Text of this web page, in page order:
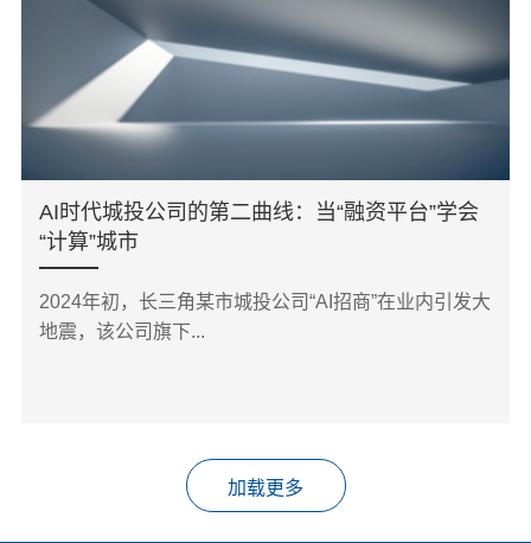
AI时代城投公司的第二曲线：当“融资平台”学会
“计算”城市
2024年初，长三角某市城投公司“AI招商”在业内引发大
地震，该公司旗下...